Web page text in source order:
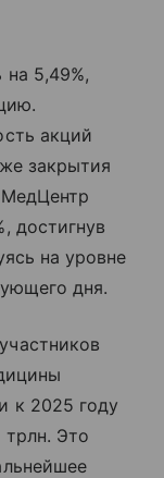
на 5,49%,
акций
закрытия
достигнув
на уровне
дня.
к 2025 году
трлн. Это